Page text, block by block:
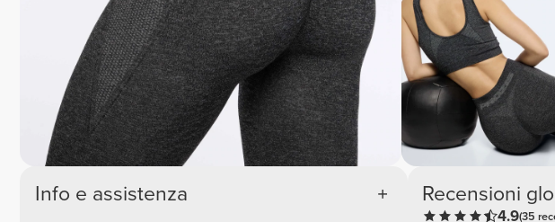
Info e assistenza Recensioni
4.9(35